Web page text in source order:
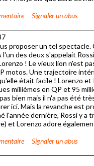
Signaler un abus
proposer un tel
des deux s'appelait
! Le vieux lion n'est
motos. Une trajectoire
était facile ! Lorenzo et
millièmes en QP et 95
bien mais il n'a pas été
ici. Mais la revanche est
l'année dernière, Rossi y
et Lorenzo adore
Signaler un abus